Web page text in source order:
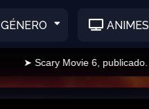
GÉNERO ANIMES
➤ Scary Movie 6, publicado.